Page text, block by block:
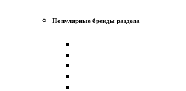
Популярные бренды раздела